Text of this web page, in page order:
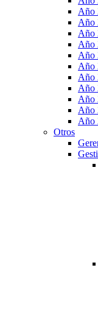
Año
Año
Año
Año
Año
Año
Año
Año
Año
Año
Año
Otros